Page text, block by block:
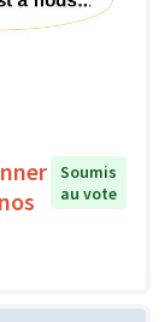
Soumis
au vote